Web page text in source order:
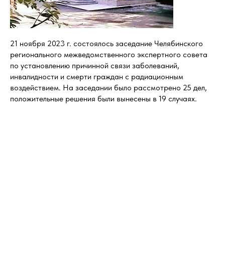
21 ноября 2023 г. состоялось заседание Челябинского
регионального межведомственного экспертного совета
по установлению причинной связи заболеваний,
инвалидности и смерти граждан с радиационным
воздействием. На заседании было рассмотрено 25 дел,
положительные решения были вынесены в 19 случаях.